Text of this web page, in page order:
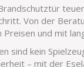
Von der
Preisen und mit
sind kein
– mit der